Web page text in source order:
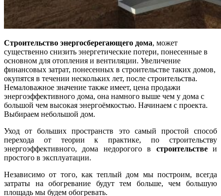
Строительство энергосберегающего дома, может
существенно снизить энергетические потери, понесенные в
основном для отопления и вентиляции. Увеличение
финансовых затрат, понесенных в строительстве таких домов,
окупятся в течении нескольких лет, после строительства.
Немаловажное значение также имеет, цена продажи
энергоэффективного дома, она намного выше чем у дома с
большой чем высокая энергоёмкостью. Начинаем с проекта.
Выбираем небольшой дом.
Уход от больших пространств это самый простой способ
перехода от теории к практике, по строительству
энергоэффективного, дома недорогого в строительствеи
простого в эксплуатации.
Независимо от того, как теплый дом мы построим, всегда
затраты на обогревание будут тем больше, чем большую
площадь мы будем обогревать.